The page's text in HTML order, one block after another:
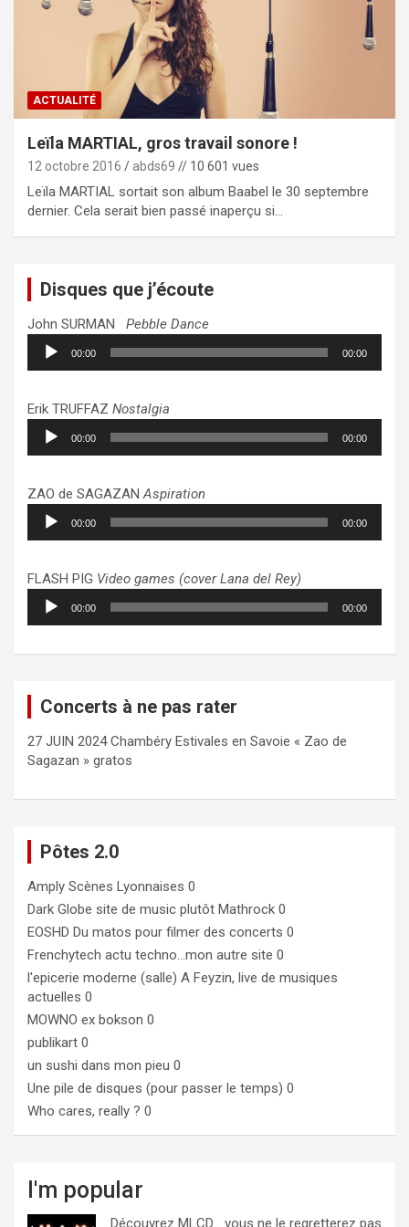
ACTUALITÉ
Leïla MARTIAL, gros travail sonore !
12 octobre 2016 abds69 // 10 601 vues
Leïla MARTIAL sortait son album Baabel le 30 septembre
dernier. Cela serait bien passé inaperçu si…
Disques que j’écoute
John SURMAN Pebble Dance
Lecteur
audio
00:00 00:00
Erik TRUFFAZ Nostalgia
Lecteur
audio
00:00 00:00
ZAO de SAGAZANAspiration
Lecteur
audio
00:00 00:00
FLASH PIG Video games (cover Lana del Rey)
Lecteur
audio
00:00 00:00
Concerts à ne pas rater
27 JUIN 2024 Chambéry Estivales en Savoie « Zao de
Sagazan » gratos
Pôtes 2.0
Amply Scènes Lyonnaises 0
Dark Globe site de music plutôt Mathrock 0
EOSHD Du matos pour filmer des concerts 0
Frenchytech actu techno…mon autre site 0
l'epicerie moderne (salle) A Feyzin, live de musiques
actuelles 0
MOWNO ex bokson 0
publikart 0
un sushi dans mon pieu 0
Une pile de disques (pour passer le temps) 0
Who cares, really ? 0
I'm popular
Découvrez MLCD… vous ne le regretterez pas